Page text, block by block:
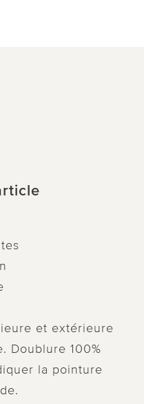
et extérieure
Doublure 100%
la pointure